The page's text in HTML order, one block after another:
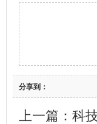
分享到：
上一篇： 科